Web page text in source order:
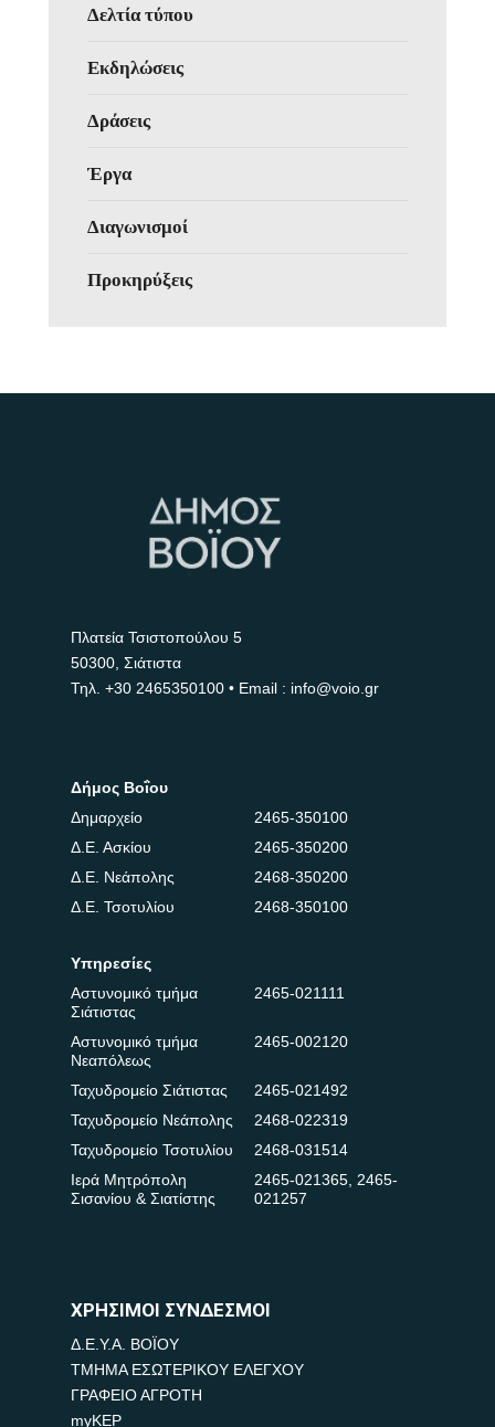
Δελτία τύπου
Εκδηλώσεις
Δράσεις
Έργα
Διαγωνισμοί
Προκηρύξεις
Πλατεία Τσιστοπούλου 5
50300, Σιάτιστα
Τηλ. +30 2465350100 • Email : info@voio.gr
Δήμος Βοΐου
Δημαρχείο
2465-350100
Δ.Ε. Ασκίου
2465-350200
Δ.Ε. Νεάπολης
2468-350200
Δ.Ε. Τσοτυλίου
2468-350100
Υπηρεσίες
Αστυνομικό τμήμα
Σιάτιστας
2465-021111
Αστυνομικό τμήμα
Νεαπόλεως
2465-002120
Ταχυδρομείο Σιάτιστας
2465-021492
Ταχυδρομείο Νεάπολης
2468-022319
Ταχυδρομείο Τσοτυλίου
2468-031514
Ιερά Μητρόπολη
Σισανίου & Σιατίστης
2465-021365, 2465-
021257
ΧΡΗΣΙΜΟΙ ΣΥΝΔΕΣΜΟΙ
Δ.Ε.Υ.Α. ΒΟΪΟΥ
ΤΜΗΜΑ ΕΣΩΤΕΡΙΚΟΥ ΕΛΕΓΧΟΥ
ΓΡΑΦΕΙΟ ΑΓΡΟΤΗ
myKEP